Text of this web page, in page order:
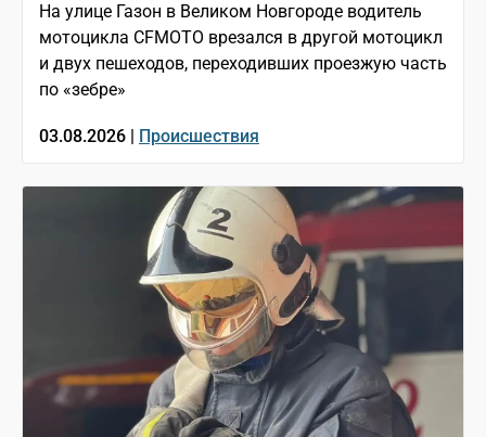
На улице Газон в Великом Новгороде водитель
мотоцикла CFMOTO врезался в другой мотоцикл
и двух пешеходов, переходивших проезжую часть
по «зебре»
03.08.2026 | Происшествия